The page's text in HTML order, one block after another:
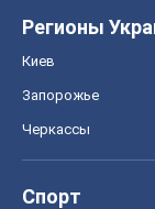
Регионы
Киев
Запорожье
Черкассы
Спорт